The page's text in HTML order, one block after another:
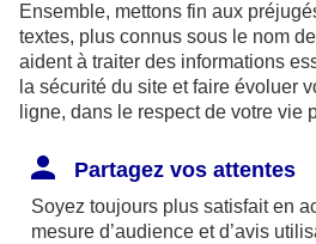
prudentiel et de résolution
Place de Budapest - CS
Paris Cedex 09. Le détail
recours et de réclamation
disponibles sur le site axa.fr.
AXA France IARD et AXA
Ensemble, mettons fin aux
textes, plus connus sous le nom de
aident à traiter des informations
la sécurité du site et faire évoluer
ligne, dans le respect de votre vie
Partagez vos attentes
Soyez toujours plus satisfait en
mesure d’audience et d’avis